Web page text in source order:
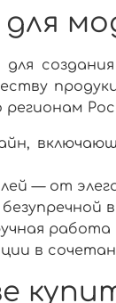
для
для
регионам
— от
в